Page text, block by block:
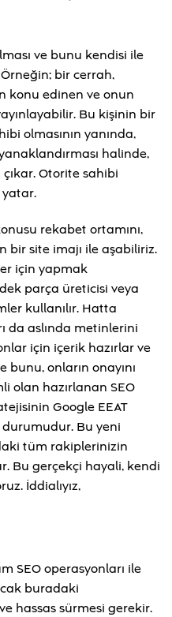
ve bunu kendisi ile
bir cerrah,
konu edinen ve onun
Bu kişinin bir
olmasının yanında,
halinde,
Otorite sahibi
rekabet ortamını,
site imajı ile aşabiliriz.
için yapmak
parça üreticisi veya
kullanılır. Hatta
da aslında metinlerini
için içerik hazırlar ve
bunu, onların onayını
olan hazırlanan SEO
Google EEAT
Bu yeni
tüm rakiplerinizin
Bu gerçekçi hayali, kendi
İddialıyız,
SEO operasyonları ile
buradaki
hassas sürmesi gerekir.